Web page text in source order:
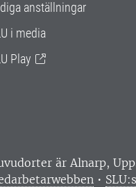
anställningar
i media
Play
är Alnarp,
•